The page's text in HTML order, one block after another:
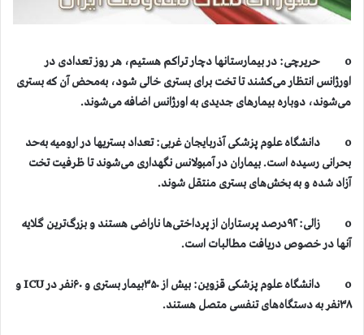
o حریرچی: در بیمارستانها دچار تراکم هستیم، هر روز تعدادی در
اورژانس انتظار می‌کشند تا تخت برای بستری خالی شود، به‌محض آن که بستری
می‌شوند، دوباره بیمارهای جدیدی به اورژانس اضافه می‌شوند.
o دانشگاه علوم پزشکی آذربایجان غربی: تعداد بستریها در ارومیه به‌حد
بحرانی رسیده است. بیماران در آمبولانس نگهداری می‌شوند تا ظرفیت تخت
آزاد شده و به بخش‌های بستری منتقل شوند.
o زالی: ۹۲درصد پرستاران از پرداختی‌ها ناراضی هستند و بزرگ‌ترین گلایه
آنها در خصوص دریافت مطالبات است.
o دانشگاه علوم پزشکی قزوین: بیش از ۳۵۰بیمار بستری و ۶۰نفر در ICU و
۳۸نفر به دستگاه‌های تنفسی متصل هستند.